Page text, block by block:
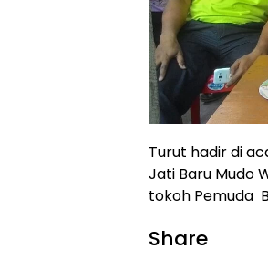
Turut hadir di
Jati Baru Mudo
tokoh Pemuda
Share